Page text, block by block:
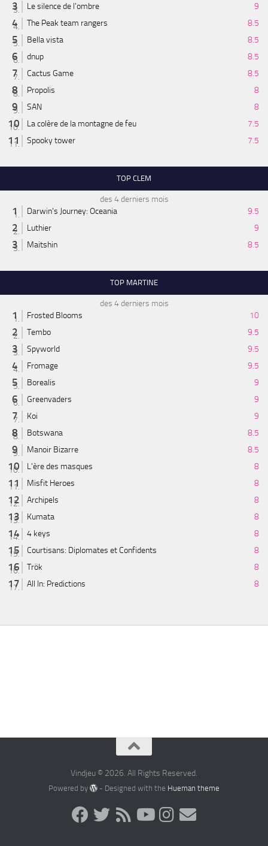
Le silence de l'ombre
9
The Peak team rangers
8.5
Bella vista
8.5
dnup
8.5
Cactus Game
8.5
Propolis
8
SAN
8
La colère de la montagne de feu
7.5
Spooky tower
7.5
TOP CLEM
des 4 derniers mois
Darwin's Journey: Oceania
9.5
Luthier
9
Maitshin
8.5
TOP MARTINE
des 4 derniers mois
Frosted Blooms
10
Tembo
9.5
Spyworld
9.5
Fromage
9.5
Borealis
9
Greenvaders
9
Koi
9
Botswana
8.5
Manoir Bizarre
8.5
L'ère des masques
8
Misfit Heroes
8
Archipels
8
Kumata
8
4 keys
8
Courtisans: Diplomates et Confidents
8
Trök
8
All In: Predictions
8
Vindjeu © 2026. All Rights Reserved.
Powered by - Designed with the Hueman theme